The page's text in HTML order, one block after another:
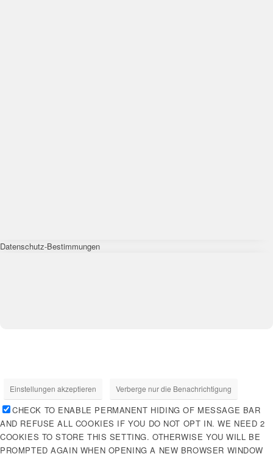
Datenschutz-Bestimmungen
Einstellungen akzeptieren Verberge nur die Benachrichtigung
CHECK TO ENABLE PERMANENT HIDING OF MESSAGE BAR
AND REFUSE ALL COOKIES IF YOU DO NOT OPT IN. WE NEED 2
COOKIES TO STORE THIS SETTING. OTHERWISE YOU WILL BE
PROMPTED AGAIN WHEN OPENING A NEW BROWSER WINDOW